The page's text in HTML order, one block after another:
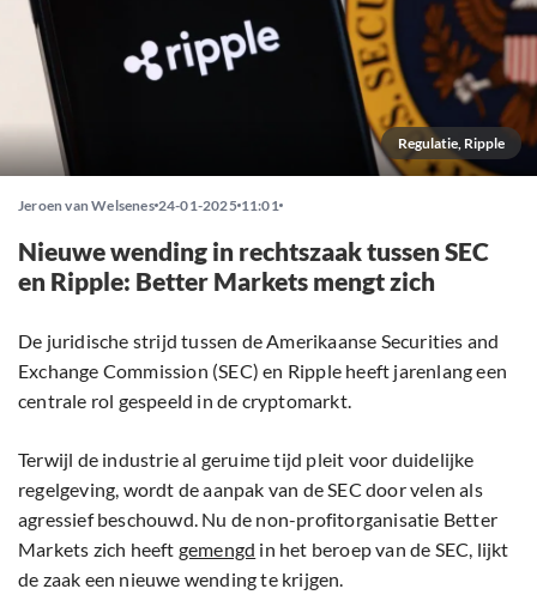
Regulatie, Ripple
Jeroen van Welsenes 24-01-2025 11:01
Nieuwe wending in rechtszaak tussen SEC
en Ripple: Better Markets mengt zich
De juridische strijd tussen de Amerikaanse Securities and
Exchange Commission (SEC) en Ripple heeft jarenlang een
centrale rol gespeeld in de cryptomarkt.
Terwijl de industrie al geruime tijd pleit voor duidelijke
regelgeving, wordt de aanpak van de SEC door velen als
agressief beschouwd. Nu de non-profitorganisatie Better
Markets zich heeft gemengd in het beroep van de SEC, lijkt
de zaak een nieuwe wending te krijgen.